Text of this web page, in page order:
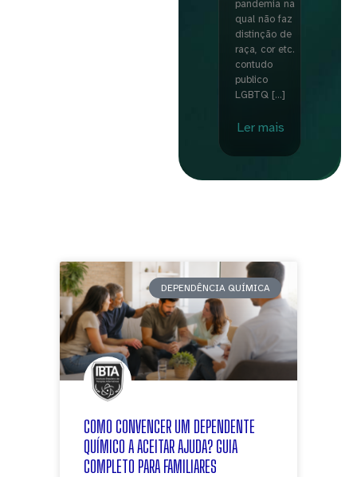
pandemia na
qual não faz
distinção de
raça, cor etc.
contudo
publico
LGBTQ […]
Ler mais
DEPENDÊNCIA QUÍMICA
COMO CONVENCER UM DEPENDENTE
QUÍMICO A ACEITAR AJUDA? GUIA
COMPLETO PARA FAMILIARES